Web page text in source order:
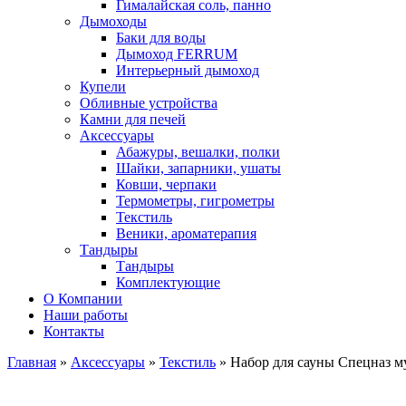
Гималайская соль, панно
Дымоходы
Баки для воды
Дымоход FERRUM
Интерьерный дымоход
Купели
Обливные устройства
Камни для печей
Аксессуары
Абажуры, вешалки, полки
Шайки, запарники, ушаты
Ковши, черпаки
Термометры, гигрометры
Текстиль
Веники, ароматерапия
Тандыры
Тандыры
Комплектующие
О Компании
Наши работы
Контакты
Главная » Аксессуары » Текстиль » Набор для сауны Спецназ